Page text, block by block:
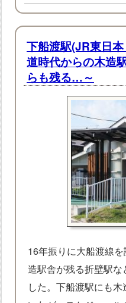
下船渡駅(JR東日
道時代からの木造
らも残る…～
16年振りに大船渡線
造駅舎が残る折壁駅
した。下船渡駅にも